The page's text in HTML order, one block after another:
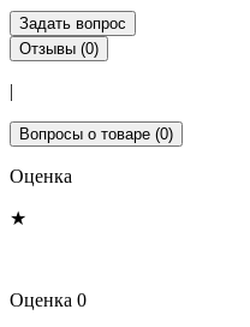
Задать вопрос
Отзывы (0)
|
Вопросы о товаре (0)
Оценка
★
Оценка 0